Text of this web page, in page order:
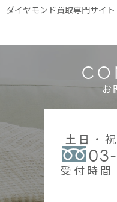
ダイヤモンド買取専門サイト
お
土日・
受付時